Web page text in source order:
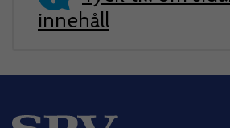
innehåll